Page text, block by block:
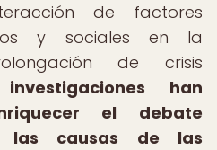
de factores
y sociales en la
de crisis
han
el debate
las causas de las